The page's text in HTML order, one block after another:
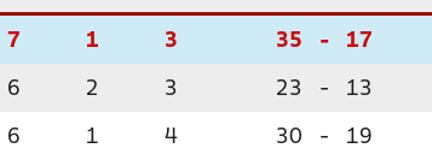
7 1 3 35 - 17
6 2 3 23 - 13
6 1 4 30 - 19